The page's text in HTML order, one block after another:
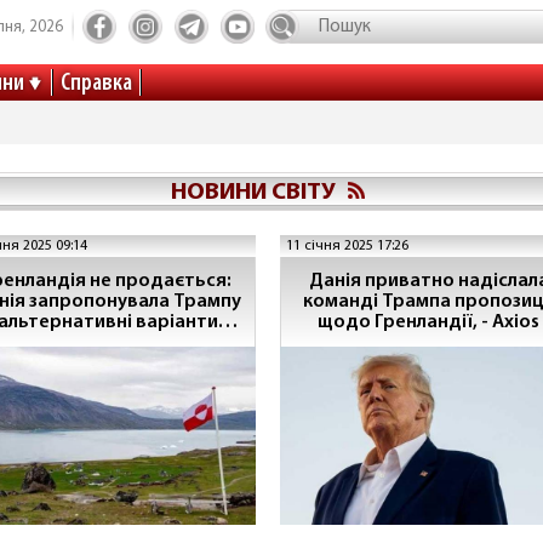
2026
Справка
НОВИНИ СВІТУ
2025 09:14
не продається:
запропонувала Трампу
варіанти
співпраці
11 січня 2025 17:26
Данія приватно
команді Трампа
щодо Гренландії, - Axios